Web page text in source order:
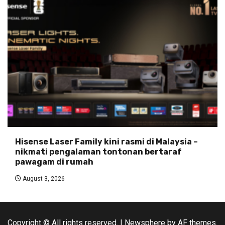
Hisense Laser Family kini rasmi di Malaysia –
nikmati pengalaman tontonan bertaraf
pawagam di rumah
August 3, 2026
Copyright © All rights reserved. | Newsphere by AF themes.